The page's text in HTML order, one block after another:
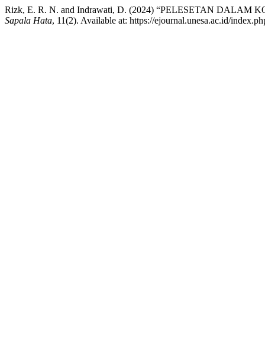
Rizk, E. R. N. and Indrawati, D. (2024) “PELESETAN DALAM
Sapala Hata, 11(2). Available at: https://ejournal.unesa.ac.id/